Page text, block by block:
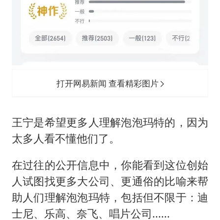
打开网易新闻 查看精彩图片
王宁是希望更多人理解泡泡玛特的，因为
太多人看不懂他们了。
在过往的公开信息中，你能看到这位创始
人试图找更多大公司、更通俗的比喻来帮
助人们理解泡泡玛特，包括但不限于：迪
士尼、乐高、奈飞、唱片公司......